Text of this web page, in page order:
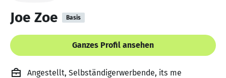
Joe Zoe Basis
Ganzes Profil ansehen
Angestellt, Selbständigerwerbende, its me